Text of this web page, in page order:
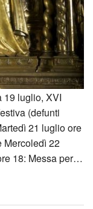
luglio, XVI
(defunti
21 luglio ore
Mercoledì 22
18: Messa per…